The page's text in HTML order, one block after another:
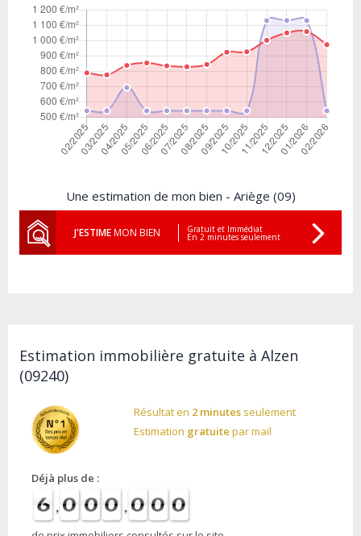
Une estimation de mon bien - Ariège (09)
J'ESTIMEMON BIEN Gratuit et Immédiat
En 2 minutes seulement
Estimation immobilière gratuite à Alzen
(09240)
Résultat en 2 minutesseulement
Estimation gratuite par mail
Déjà plus de :